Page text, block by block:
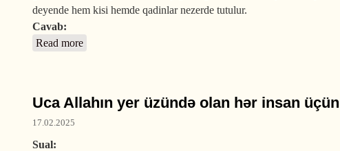
deyende hem kisi hemde qadinlar nezerde tutulur.
Cavab:
Read more
Uca Allahın yer üzündə olan hər insan
17.02.2025
Sual: